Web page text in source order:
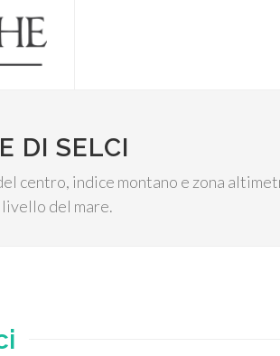
DI SELCI
centro, indice montano e zona
del mare.